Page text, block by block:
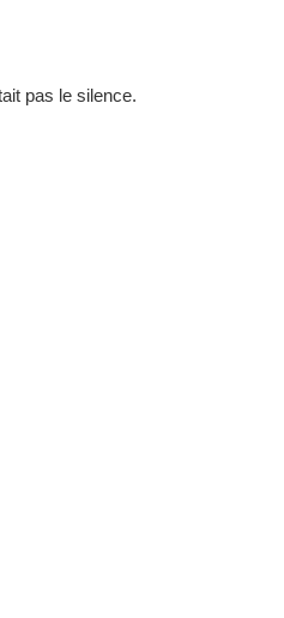
pas le silence.